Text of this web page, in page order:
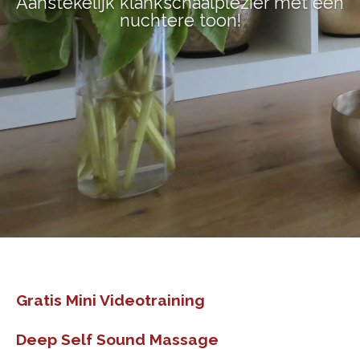
nuchtere toon!
Gratis Mini Videotraining
Deep Self Sound Massage